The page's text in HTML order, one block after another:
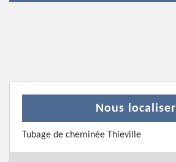
Nous localiser
Tubage de cheminée Thieville